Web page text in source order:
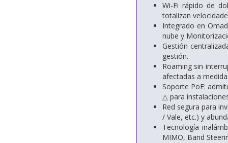
Wi-Fi rápido de
totalizan
Integrado en
nube y
Gestión
gestión.
Roaming sin
afectadas a
Soporte PoE:
△ para
Red segura para
/ Vale, etc.) y
Tecnología
MIMO, Band